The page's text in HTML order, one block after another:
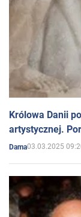
Królowa Danii
artystycznej.
Dama03.03.2025